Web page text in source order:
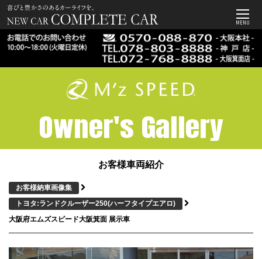
MENU
Owner's Gallery
お客様車両紹介
お客様納車画像集
トヨタ:ランドクルーザー250(ハーフタイプエアロ)
大阪府エムズスピード大阪箕面 展示車